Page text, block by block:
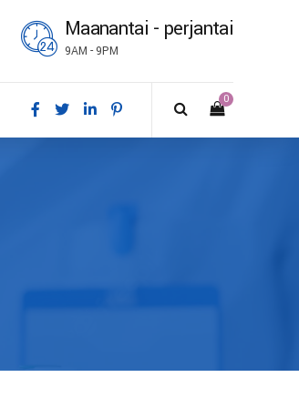
Maanantai - perjantai
9AM - 9PM
0